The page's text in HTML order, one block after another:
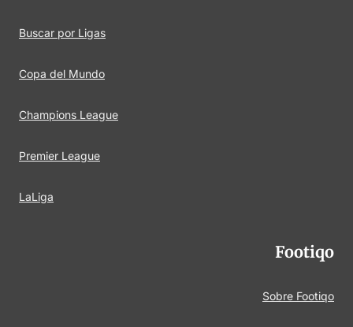
Buscar por Ligas
Copa del Mundo
Champions League
Premier League
LaLiga
Footiqo
Sobre Footiqo